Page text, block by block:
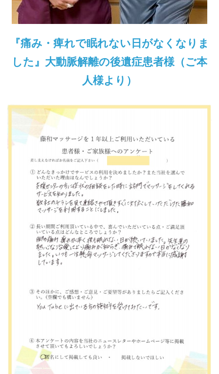
『痛み・痺れで眠れない日がなくなりま
した』大動脈解離の後遺症患者様（ご本
人様より）